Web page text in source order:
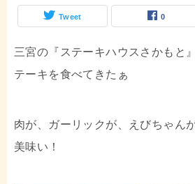
Tweet 0
三宮の『ステーキハウスさかもと
テーキを食べてきたぁ
肉が、ガーリックが、えびちゃん
美味い！